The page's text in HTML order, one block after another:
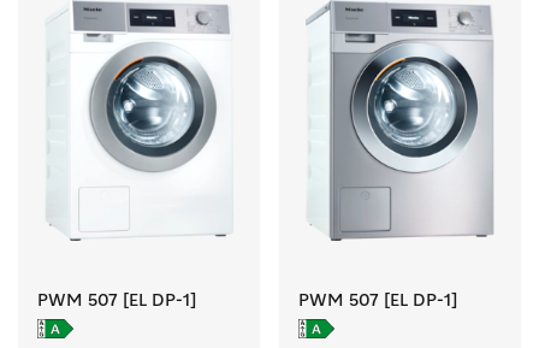
PWM 507 [EL DP-1] PWM 507 [EL DP-1]